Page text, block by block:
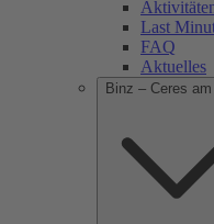
Last
FAQ
Aktuelles
Binz – Ceres